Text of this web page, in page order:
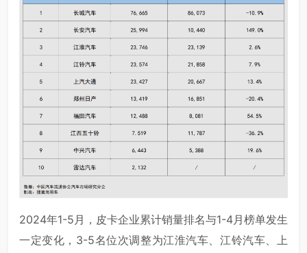
2024年1-5月，皮卡企业累计销量排名与1-4月榜单发生
一定变化，3-5名位次调整为江淮汽车、江铃汽车、上